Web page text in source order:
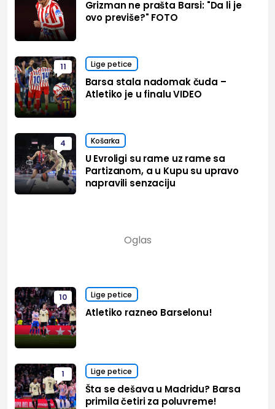
Grizman ne prašta Barsi: "Da li je
ovo previše?" FOTO
11 Lige petice
Barsa stala nadomak čuda –
Atletiko je u finalu VIDEO
4 Košarka
U Evroligi su rame uz rame sa
Partizanom, a u Kupu su upravo
napravili senzaciju
10 Lige petice
Atletiko razneo Barselonu!
1 Lige petice
Šta se dešava u Madridu? Barsa
primila četiri za poluvreme!